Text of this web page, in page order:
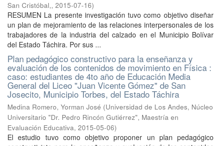
San Cristóbal,, 2015-07-16)
RESUMEN La presente investigación tuvo como objetivo diseñar
un plan de mejoramiento de las relaciones interpersonales de los
trabajadores de la industria del calzado en el Municipio Bolívar
del Estado Táchira. Por sus ...
Plan pedagógico constructivo para la enseñanza y
evaluación de los contenidos de movimiento en Física :
caso: estudiantes de 4to año de Educación Media
General del Liceo "Juan Vicente Gómez" de San
Josecito, Municipio Torbes, del Estado Táchira
Medina Romero, Yorman José (Universidad de Los Andes, Núcleo
Universitario "Dr. Pedro Rincón Gutiérrez", Maestría en
Evaluación Educativa, 2015-05-06)
El estudio tuvo como objetivo proponer un plan pedagógico